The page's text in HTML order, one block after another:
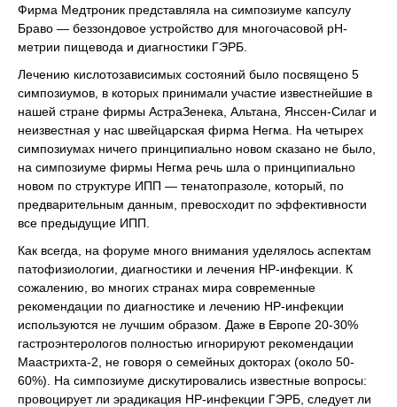
Фирма Медтроник представляла на симпозиуме капсулу
Браво — беззондовое устройство для многочасовой рН-
метрии пищевода и диагностики ГЭРБ.
Лечению кислотозависимых состояний было посвящено 5
симпозиумов, в которых принимали участие известнейшие в
нашей стране фирмы АстраЗенека, Альтана, Янссен-Силаг и
неизвестная у нас швейцарская фирма Негма. На четырех
симпозиумах ничего принципиально новом сказано не было,
на симпозиуме фирмы Негма речь шла о принципиально
новом по структуре ИПП — тенатопразоле, который, по
предварительным данным, превосходит по эффективности
все предыдущие ИПП.
Как всегда, на форуме много внимания уделялось аспектам
патофизиологии, диагностики и лечения НР-инфекции. К
сожалению, во многих странах мира современные
рекомендации по диагностике и лечению НР-инфекции
используются не лучшим образом. Даже в Европе 20-30%
гастроэнтерологов полностью игнорируют рекомендации
Маастрихта-2, не говоря о семейных докторах (около 50-
60%). На симпозиуме дискутировались известные вопросы:
провоцирует ли эрадикация НР-инфекции ГЭРБ, следует ли